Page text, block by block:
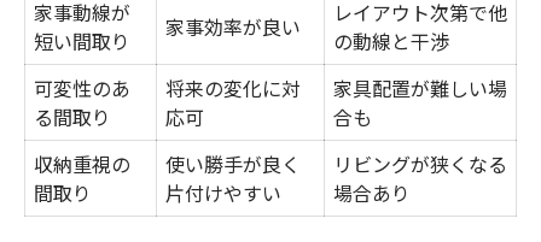
家事動線が
短い間取り
家事効率が良い
レイアウト次第で他
の動線と干渉
可変性のあ
る間取り
将来の変化に対
応可
家具配置が難しい場
合も
収納重視の
間取り
使い勝手が良く
片付けやすい
リビングが狭くなる
場合あり